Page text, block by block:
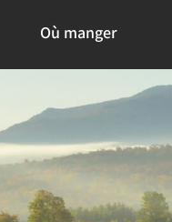
Où manger